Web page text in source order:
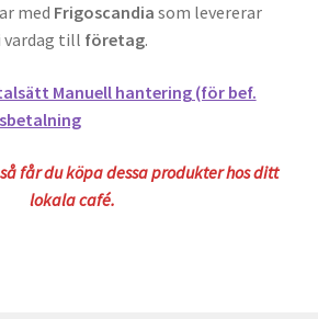
med Frigoscandia som levererar
vardag till företag.
Manuell hantering (för bef.
får du köpa dessa produkter hos ditt
lokala café.